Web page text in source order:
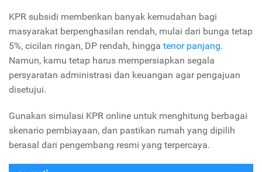
KPR subsidi memberikan banyak kemudahan bagi
masyarakat berpenghasilan rendah, mulai dari bunga tetap
5%, cicilan ringan, DP rendah, hingga tenor panjang.
Namun, kamu tetap harus mempersiapkan segala
persyaratan administrasi dan keuangan agar pengajuan
disetujui.
Gunakan simulasi KPR online untuk menghitung berbagai
skenario pembiayaan, dan pastikan rumah yang dipilih
berasal dari pengembang resmi yang terpercaya.